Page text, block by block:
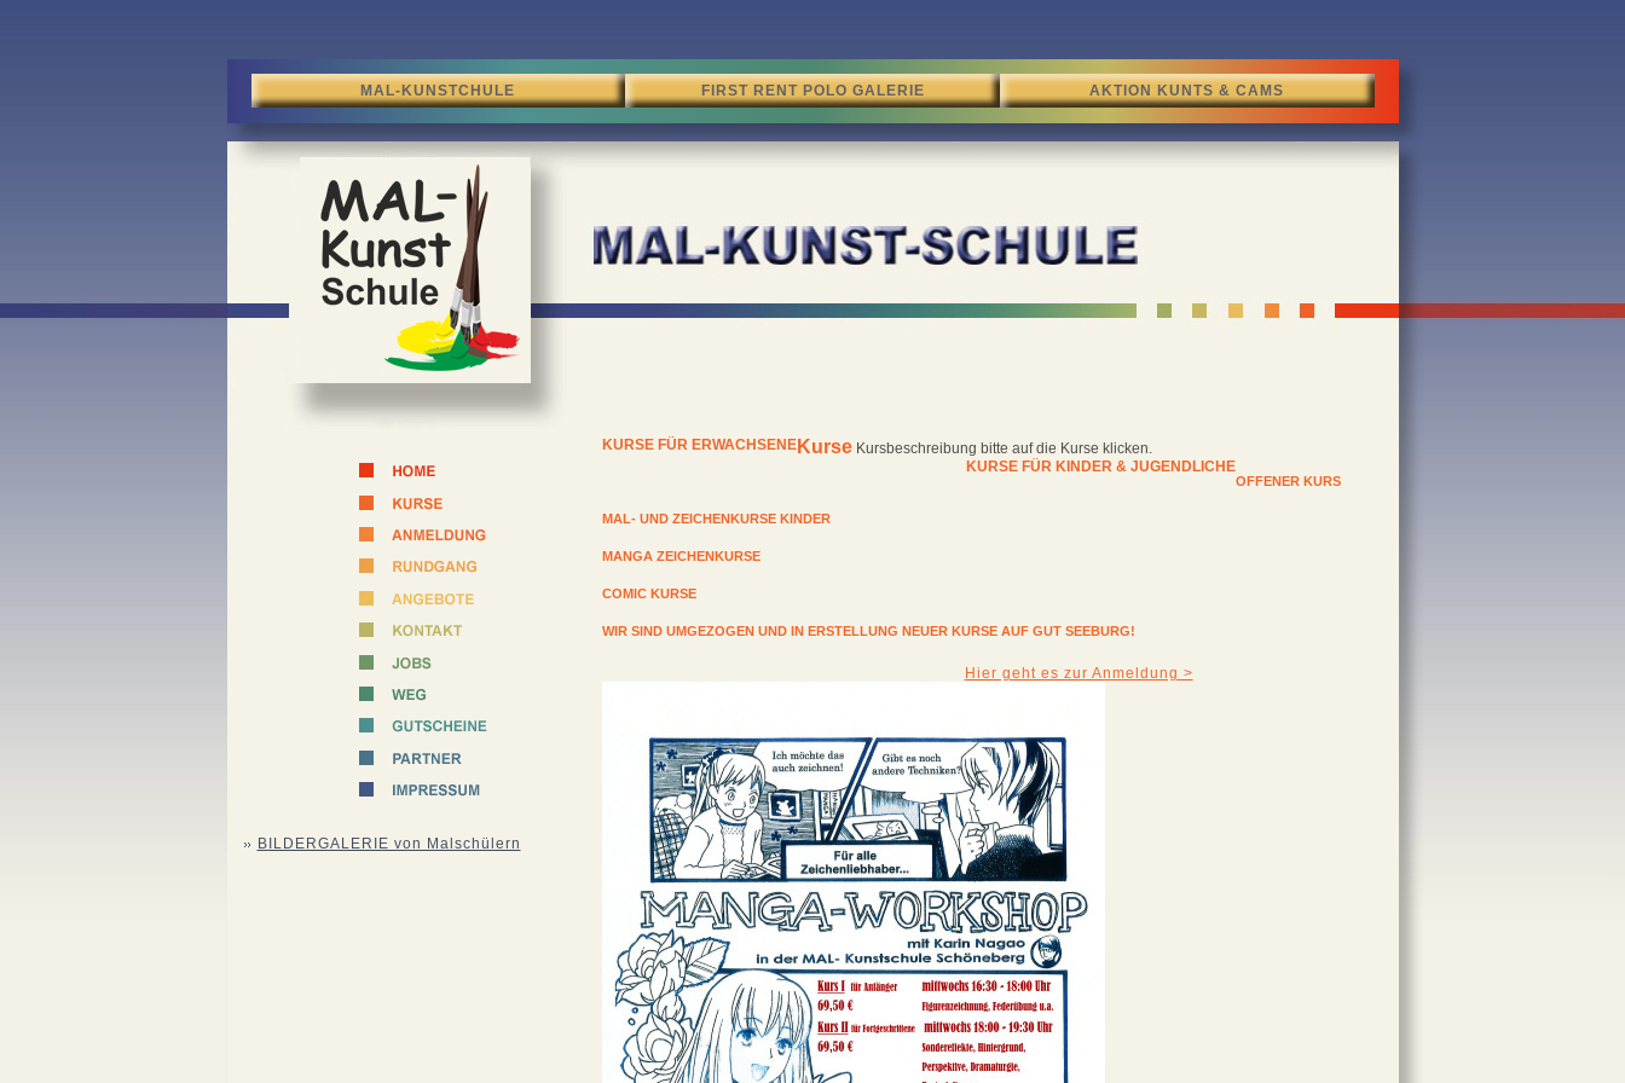
MAL-KUNSTCHULE FIRST RENT POLO GALERIE AKTION KUNTS & CAMS
BILDERGALERIE von Malschülern
Kurse Kursbeschreibung bitte auf die Kurse klicken.
KURSE FÜR ERWACHSENE
KURSE FÜR KINDER & JUGENDLICHE
OFFENER KURS
MAL- UND ZEICHENKURSE KINDER
MANGA ZEICHENKURSE
COMIC KURSE
WIR SIND UMGEZOGEN UND IN ERSTELLUNG NEUER KURSE AUF GUT SEEBURG!
Hier geht es zur Anmeldung >